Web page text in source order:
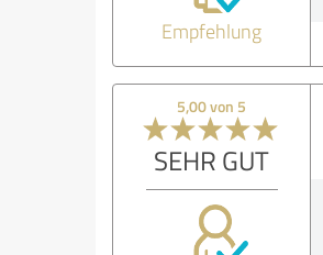
Empfehlung
5,00 von 5
SEHR GUT